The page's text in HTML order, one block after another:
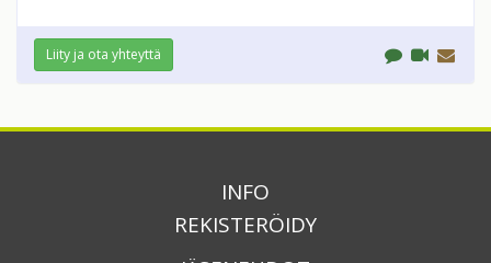
Liity ja ota yhteyttä
INFO
REKISTERÖIDY